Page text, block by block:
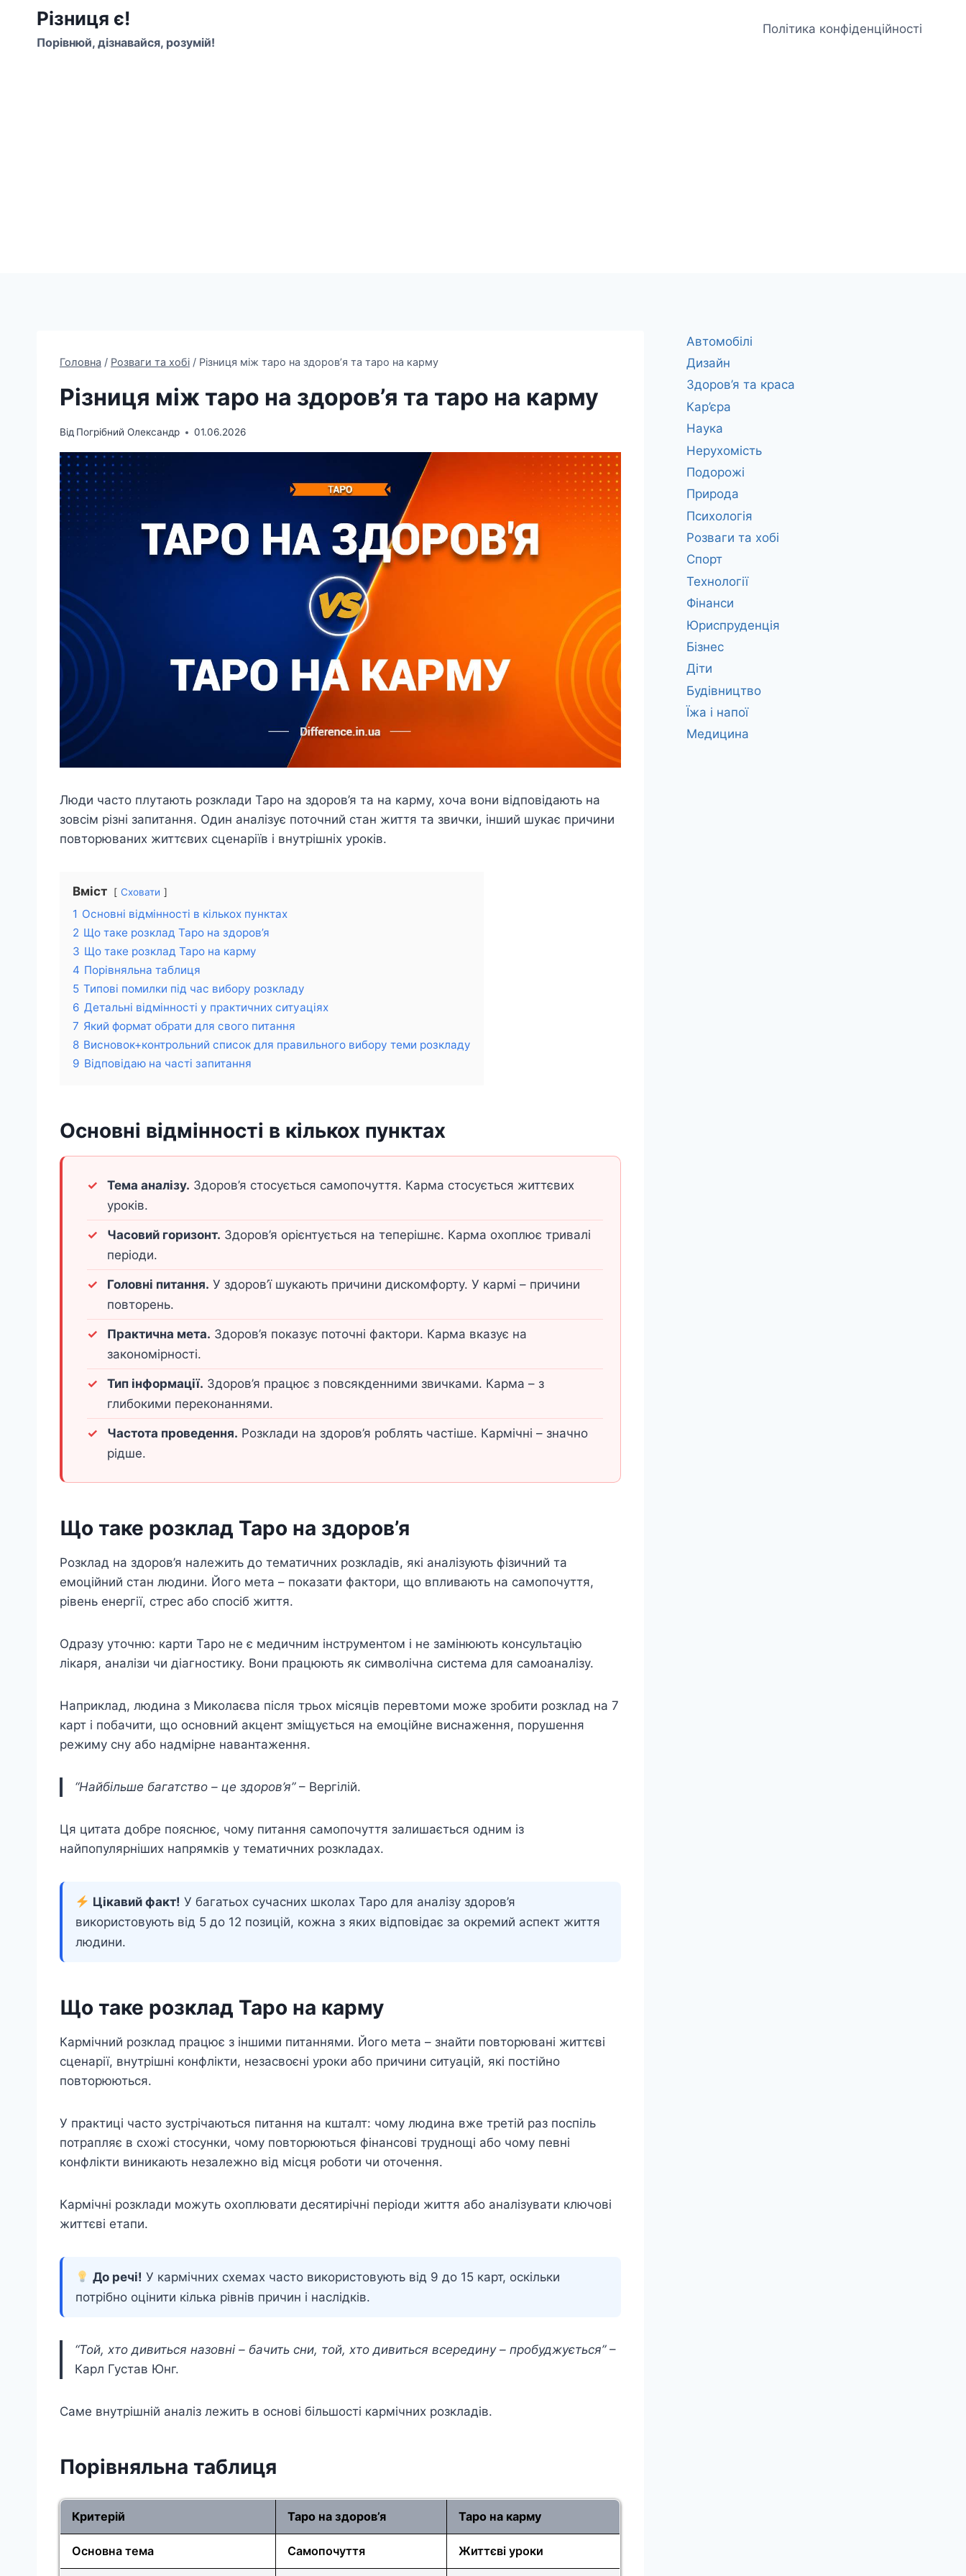
Перейти
вмісту
Різниця є!
Порівнюй, дізнавайся, розумій!
Політика конфіденційності
Головна / Розваги та хобі / Різниця між таро на здоров’я та таро на карму
Різниця між таро на здоров’я та таро на карму
Від Погрібний Олександр 01.06.2026
Люди часто плутають розклади Таро на здоров’я та на карму, хоча вони відповідають на
зовсім різні запитання. Один аналізує поточний стан життя та звички, інший шукає причини
повторюваних життєвих сценаріїв і внутрішніх уроків.
Вміст Сховати
1 Основні відмінності в кількох пунктах
2 Що таке розклад Таро на здоров’я
3 Що таке розклад Таро на карму
4 Порівняльна таблиця
5 Типові помилки під час вибору розкладу
6 Детальні відмінності у практичних ситуаціях
7 Який формат обрати для свого питання
8 Висновок+контрольний список для правильного вибору теми розкладу
9 Відповідаю на часті запитання
Основні відмінності в кількох пунктах
Тема аналізу. Здоров’я стосується самопочуття. Карма стосується життєвих
уроків.
Часовий горизонт. Здоров’я орієнтується на теперішнє. Карма охоплює тривалі
періоди.
Головні питання. У здоров’ї шукають причини дискомфорту. У кармі – причини
повторень.
Практична мета. Здоров’я показує поточні фактори. Карма вказує на
закономірності.
Тип інформації. Здоров’я працює з повсякденними звичками. Карма – з
глибокими переконаннями.
Частота проведення. Розклади на здоров’я роблять частіше. Кармічні – значно
рідше.
Що таке розклад Таро на здоров’я
Розклад на здоров’я належить до тематичних розкладів, які аналізують фізичний та
емоційний стан людини. Його мета – показати фактори, що впливають на самопочуття,
рівень енергії, стрес або спосіб життя.
Одразу уточню: карти Таро не є медичним інструментом і не замінюють консультацію
лікаря, аналізи чи діагностику. Вони працюють як символічна система для самоаналізу.
Наприклад, людина з Миколаєва після трьох місяців перевтоми може зробити розклад на 7
карт і побачити, що основний акцент зміщується на емоційне виснаження, порушення
режиму сну або надмірне навантаження.
“Найбільше багатство – це здоров’я”– Вергілій.
Ця цитата добре пояснює, чому питання самопочуття залишається одним із
найпопулярніших напрямків у тематичних розкладах.
Цікавий факт! У багатьох сучасних школах Таро для аналізу здоров’я
використовують від 5 до 12 позицій, кожна з яких відповідає за окремий аспект життя
людини.
Що таке розклад Таро на карму
Кармічний розклад працює з іншими питаннями. Його мета – знайти повторювані життєві
сценарії, внутрішні конфлікти, незасвоєні уроки або причини ситуацій, які постійно
повторюються.
У практиці часто зустрічаються питання на кшталт: чому людина вже третій раз поспіль
потрапляє в схожі стосунки, чому повторюються фінансові труднощі або чому певні
конфлікти виникають незалежно від місця роботи чи оточення.
Кармічні розклади можуть охоплювати десятирічні періоди життя або аналізувати ключові
життєві етапи.
До речі! У кармічних схемах часто використовують від 9 до 15 карт, оскільки
потрібно оцінити кілька рівнів причин і наслідків.
“Той, хто дивиться назовні – бачить сни, той, хто дивиться всередину – пробуджується”–
Карл Густав Юнг.
Саме внутрішній аналіз лежить в основі більшості кармічних розкладів.
Порівняльна таблиця
Критерій Таро на здоров’я Таро на карму
Основна тема Самопочуття Життєві уроки
Автомобілі
Дизайн
Здоров’я та краса
Кар’єра
Наука
Нерухомість
Подорожі
Природа
Психологія
Розваги та хобі
Спорт
Технології
Фінанси
Юриспруденція
Бізнес
Діти
Будівництво
Їжа і напої
Медицина